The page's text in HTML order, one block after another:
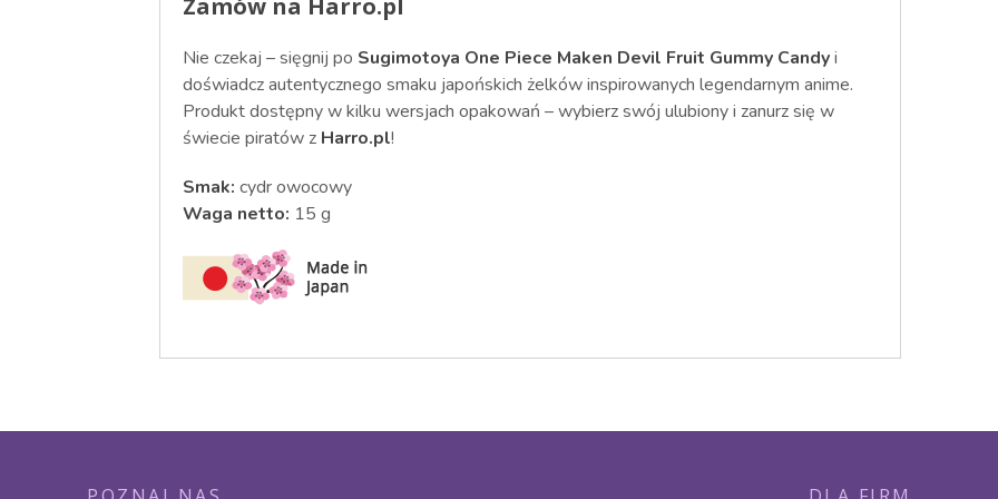
Zamów na Harro.pl
Nie czekaj – sięgnij po Sugimotoya One Piece Maken Devil Fruit Gummy Candyi
doświadcz autentycznego smaku japońskich żelków inspirowanych legendarnym anime.
Produkt dostępny w kilku wersjach opakowań – wybierz swój ulubiony i zanurz się w
świecie piratów z Harro.pl!
Smak: cydr owocowy
Waga netto: 15 g